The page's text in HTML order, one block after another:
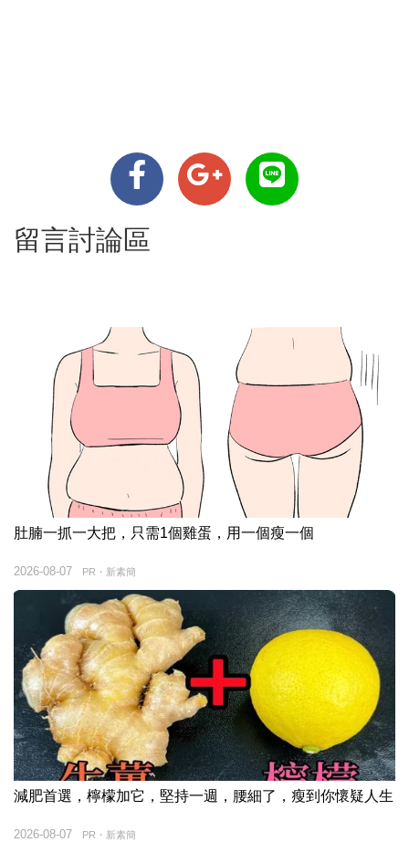
留言討論區
肚腩一抓一大把，只需1個雞蛋，用一個瘦一個
PR・新素簡
2026-08-07
減肥首選，檸檬加它，堅持一週，腰細了，瘦到你懷疑人生
PR・新素簡
2026-08-07